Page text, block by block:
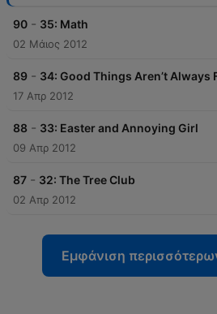
90 - 35: Math
02 Μάιος 2012
89 - 34: Good Things Aren’t Always
17 Απρ 2012
88 - 33: Easter and Annoying Girl
09 Απρ 2012
87 - 32: The Tree Club
02 Απρ 2012
Εμφάνιση